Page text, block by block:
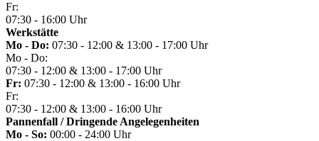
Fr:
07:30 - 16:00 Uhr
Werkstätte
Mo - Do: 07:30 - 12:00 & 13:00 - 17:00 Uhr
Mo - Do:
07:30 - 12:00 & 13:00 - 17:00 Uhr
Fr: 07:30 - 12:00 & 13:00 - 16:00 Uhr
Fr:
07:30 - 12:00 & 13:00 - 16:00 Uhr
Pannenfall / Dringende Angelegenheiten
Mo - So: 00:00 - 24:00 Uhr